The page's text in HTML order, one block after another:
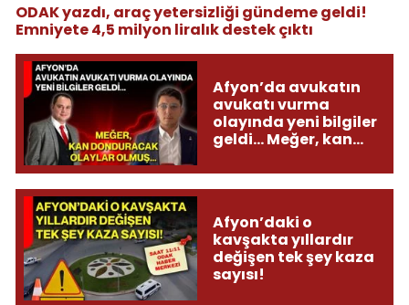
ODAK yazdı, araç yetersizliği gündeme geldi!
Emniyete 4,5 milyon liralık destek çıktı
Afyon’da avukatın
avukatı vurma
olayında yeni bilgiler
geldi... Meğer, kan
olmuş...
Afyon’daki o
kavşakta yıllardır
değişen tek şey kaza
sayısı!